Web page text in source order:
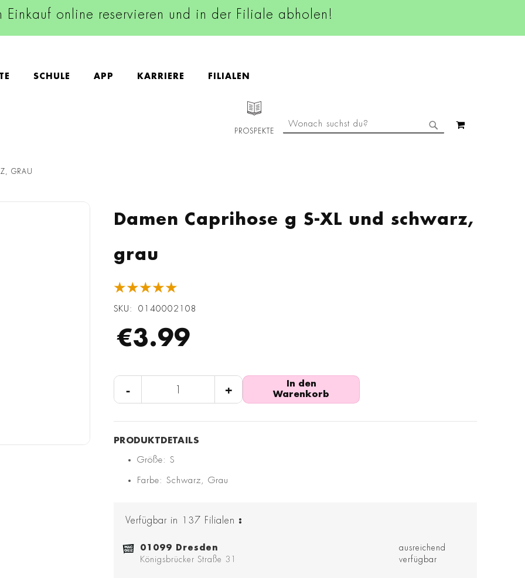
Einkauf online reservieren und in der Filiale abholen!
SCHULE APP KARRIERE FILIALEN
PROSPEKTE
SUCHE
GRAU
Damen Caprihose g S-XL und schwarz,
grau
★★★★★
SKU 0140002108
€3.99
- +
In den
Warenkorb
Größe: S
Farbe: Schwarz, Grau
Verfügbar in 137 Filialen :
01099 Dresden
Königsbrücker Straße 31
ausreichend
verfügbar